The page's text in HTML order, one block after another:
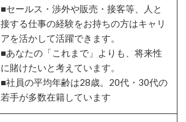
■セールス・渉外や販売・接客等、人と
接する仕事の経験をお持ちの方はキャリ
アを活かして活躍できます。
■あなたの「これまで」よりも、将来性
に賭けたいと考えています。
■社員の平均年齢は28歳。20代・30代の
若手が多数在籍しています